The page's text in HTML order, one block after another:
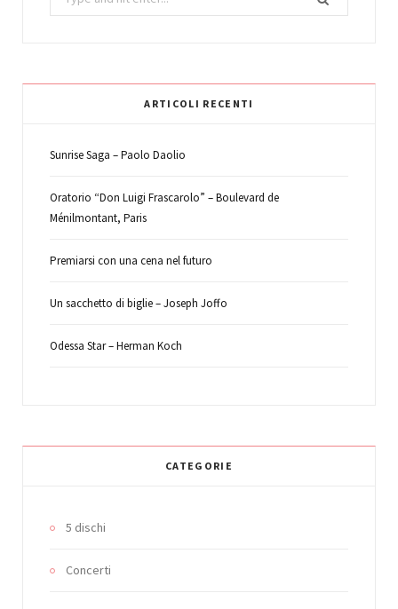
for:
ARTICOLI RECENTI
Sunrise Saga – Paolo Daolio
Oratorio “Don Luigi Frascarolo” – Boulevard de
Ménilmontant, Paris
Premiarsi con una cena nel futuro
Un sacchetto di biglie – Joseph Joffo
Odessa Star – Herman Koch
CATEGORIE
5 dischi
Concerti